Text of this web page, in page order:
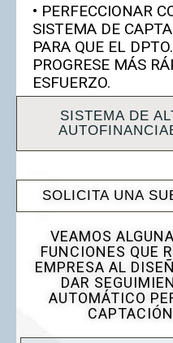
• PERFECCIONAR
SISTEMA DE
PARA QUE EL
PROGRESE MÁS
ESFUERZO.
SISTEMA DE
SOLICITA UNA
VEAMOS
FUNCIONES QUE
EMPRESA AL
DAR
AUTOMÁTICO